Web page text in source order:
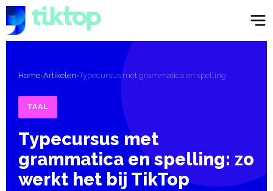
Home›Artikelen›Typecursus met grammatica en spelling
TAAL
Typecursus met
grammatica en spelling: zo
werkt het bij TikTop